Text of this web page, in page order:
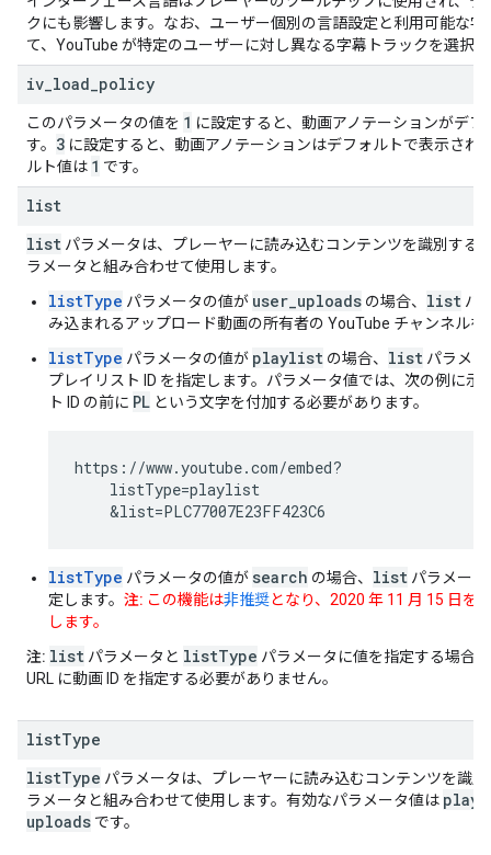
クにも影響します。なお、ユーザー個別の言語設定と利用可能な
て、YouTube が特定のユーザーに対し異なる字幕トラックを選択
iv load policy
このパラメータの値を 1 に設定すると、動画アノテーションがデ
す。 3 に設定すると、動画アノテーションはデフォルトで表示され
ルト値は 1 です。
list
list パラメータは、プレーヤーに読み込むコンテンツを識別する
ラメータと組み合わせて使用します。
listType パラメータの値が user_uploads の場合、 list パ
み込まれるアップロード動画の所有者の YouTube チャンネルを
listType パラメータの値が playlist の場合、 list パラメ
プレイリスト ID を指定します。パラメータ値では、次の例に示
ト ID の前に PL という文字を付加する必要があります。
https://www.youtube.com/embed?
listType=playlist
&list=PLC77007E23FF423C6
listType パラメータの値が search の場合、 list パラメー
定します。 注: この機能は非推奨となり、 2020 年 11 月 15 日 を
します。
注: list パラメータと listType パラメータに値を指定する場合
URL に動画 ID を指定する必要がありません。
listType
listType パラメータは、プレーヤーに読み込むコンテンツを識
ラメータと組み合わせて使用します。有効なパラメータ値は
uploads です。